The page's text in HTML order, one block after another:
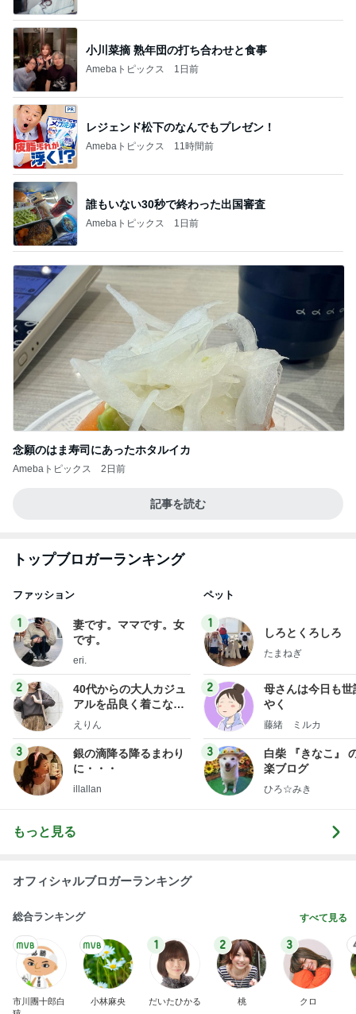
小川菜摘 熟年団の打ち合わせと食事
Amebaトピックス 1日前
レジェンド松下のなんでもプレゼン！
Amebaトピックス 11時間前
誰もいない30秒で終わった出国審査
Amebaトピックス 1日前
念願のはま寿司にあったホタルイカ
Amebaトピックス 2日前
記事を読む
トップブロガーランキング
ファッション
1
妻です。ママです。女
です。
eri.
2
40代からの大人カジュ
アルを品良く着こなす
ファッションブログ
えりん
3
銀の滴降る降るまわり
に・・・
illallan
ペット
1
しろとくろしろ
たまねぎ
2
母さんは今日も世
やく
藤緒 ミルカ
3
白柴 『きなこ』
楽ブログ
ひろ☆みき
もっと見る
オフィシャルブロガーランキング
総合ランキング すべて見る
市川團十郎白
小林麻央
1
だいたひかる
2
桃
3
クロ